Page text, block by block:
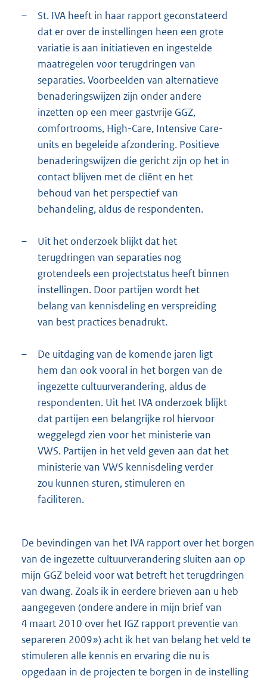
–
St. IVA heeft in haar rapport geconstateerd
dat er over de instellingen heen een grote
variatie is aan initiatieven en ingestelde
maatregelen voor terugdringen van
separaties. Voorbeelden van alternatieve
benaderingswijzen zijn onder andere
inzetten op een meer gastvrije GGZ,
comfortrooms, High-Care, Intensive Care-
units en begeleide afzondering. Positieve
benaderingswijzen die gericht zijn op het in
contact blijven met de cliënt en het
behoud van het perspectief van
behandeling, aldus de respondenten.
–
Uit het onderzoek blijkt dat het
terugdringen van separaties nog
grotendeels een projectstatus heeft binnen
instellingen. Door partijen wordt het
belang van kennisdeling en verspreiding
van best practices benadrukt.
–
De uitdaging van de komende jaren ligt
hem dan ook vooral in het borgen van de
ingezette cultuurverandering, aldus de
respondenten. Uit het IVA onderzoek blijkt
dat partijen een belangrijke rol hiervoor
weggelegd zien voor het ministerie van
VWS. Partijen in het veld geven aan dat het
ministerie van VWS kennisdeling verder
zou kunnen sturen, stimuleren en
faciliteren.
De bevindingen van het IVA rapport over het borgen
van de ingezette cultuurverandering sluiten aan op
mijn GGZ beleid voor wat betreft het terugdringen
van dwang. Zoals ik in eerdere brieven aan u heb
aangegeven (ondere andere in mijn brief van
4 maart 2010 over het IGZ rapport preventie van
separeren 2009») acht ik het van belang het veld te
stimuleren alle kennis en ervaring die nu is
opgedaan in de projecten te borgen in de instelling